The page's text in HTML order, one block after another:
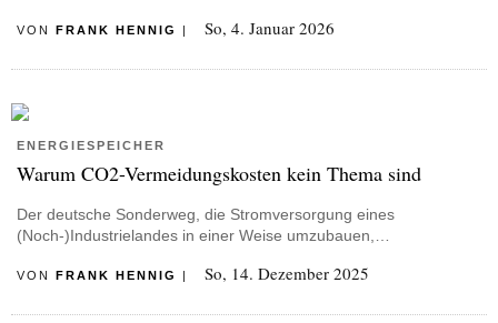
VON FRANK HENNIG | So, 4. Januar 2026
ENERGIESPEICHER
Warum CO2-Vermeidungskosten kein Thema sind
Der deutsche Sonderweg, die Stromversorgung eines
(Noch-)Industrielandes in einer Weise umzubauen,…
VON FRANK HENNIG | So, 14. Dezember 2025